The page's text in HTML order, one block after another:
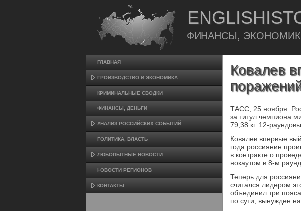
ФИНАНСЫ,
ГЛАВНАЯ
ПРОИЗВΟДСТВО И ЭКОНОМИКА
КРИМИНАЛЬНЫЕ СВОДКИ
ФИНАНСЫ, ДЕНЬГИ
АНАЛИЗ РОССИЙСКИХ СОБЫТИЙ
ПОЛИТИКА, ВЛАСТЬ
ЛЮБОПЫТНЫЕ НОВОСТИ
НОВОСТИ РЕГИОНОВ
КОНТАКТЫ
Ковалев
ТАСС, 25 ноября.
за титул чемпиона
79,38 кг. 12-
Ковалев впервые
года россиянин
в контракте о
нокаутом в 8-м
Теперь для
считался лидером
объединил три
по сути, вынужден